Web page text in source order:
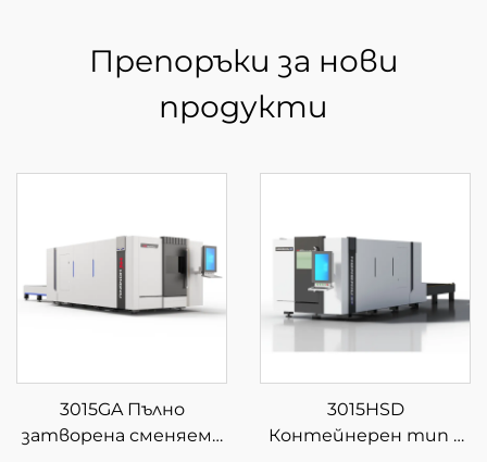
Препоръки за нови
продукти
3015GA Пълно
затворена сменяема
3015HSD
Контейнерен тип с